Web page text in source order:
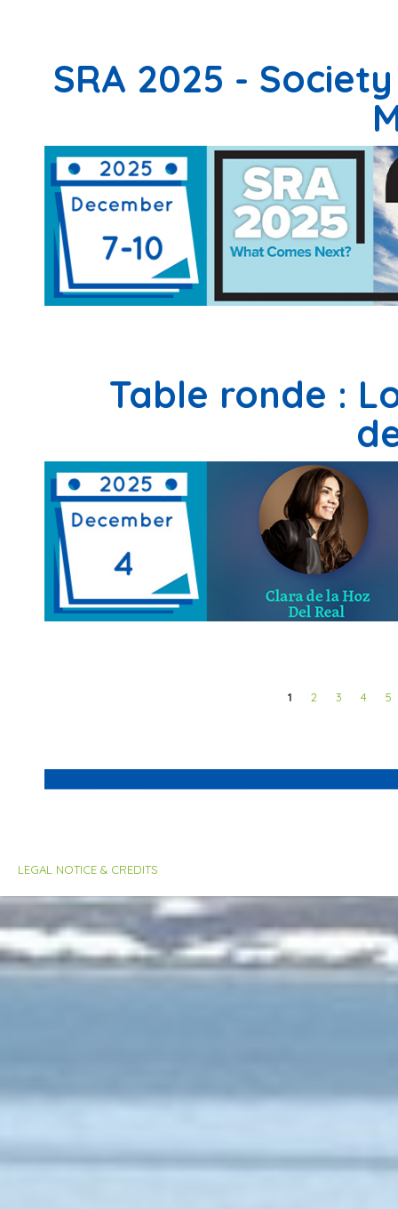
SRA 2025 -
Table ronde :
1 2 3 4 5
LEGAL NOTICE & CREDITS